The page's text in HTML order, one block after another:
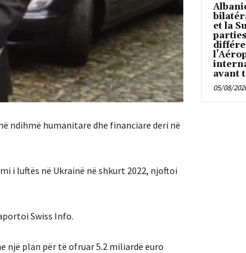
ndihmë humanitare dhe financiare deri në
i luftës në Ukrainë në shkurt 2022, njoftoi
Swiss Info.
një plan për të ofruar 5.2 miliardë euro
et la
avant
05/08/